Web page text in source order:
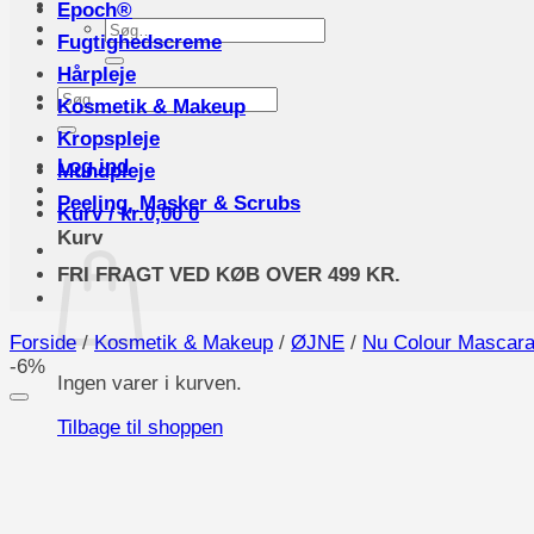
Søg
efter:
Søg
efter:
Log ind
Kurv /kr.0,00 0
Kurv
Ingen varer i kurven.
Tilbage til shoppen
Epoch®
Fugtighedscreme
Hårpleje
Kosmetik & Makeup
Kropspleje
Mundpleje
Peeling, Masker & Scrubs
FRI FRAGT VED KØB OVER 499 KR.
Forside / Kosmetik & Makeup / ØJNE / Nu Colour Mascara
-6%